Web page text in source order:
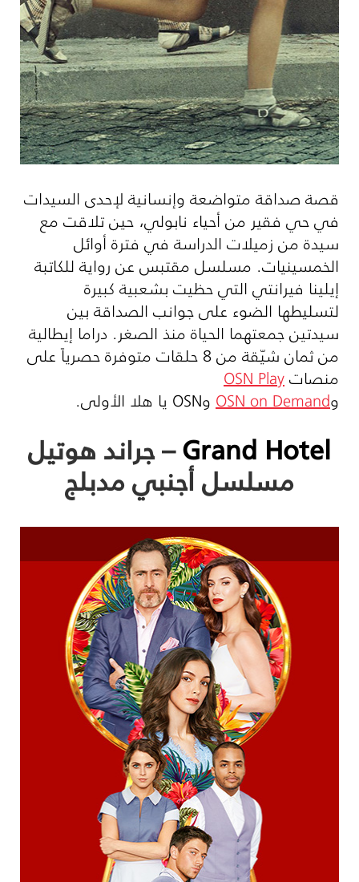
قصة صداقة متواضعة وإنسانية لإحدى السيدات
في حي فقير من أحياء نابولي، حين تلاقت مع
سيدة من زميلات الدراسة في فترة أوائل
الخمسينيات. مسلسل مقتبس عن رواية للكاتبة
إيلينا فيرانتي التي حظيت بشعبية كبيرة
لتسليطها الضوء على جوانب الصداقة بين
سيدتين جمعتهما الحياة منذ الصغر. دراما إيطالية
من ثمان شيّقة من 8 حلقات متوفرة حصرياً على
منصاتOSN Play
وOSN on DemandوOSN يا هلا الأولى.
Grand Hotel– جراند هوتيل
مسلسل أجنبي مدبلج